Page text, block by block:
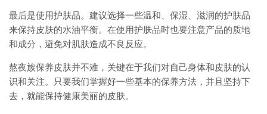
最后是使用护肤品。建议选择一些温和、保湿、滋润的护肤品
来保持皮肤的水油平衡。在使用护肤品时也要注意产品的质地
和成分，避免对肌肤造成不良反应。
熬夜族保养皮肤并不难，关键在于我们对自己身体和皮肤的认
识和关注。只要我们掌握好一些基本的保养方法，并且坚持下
去，就能保持健康美丽的皮肤。